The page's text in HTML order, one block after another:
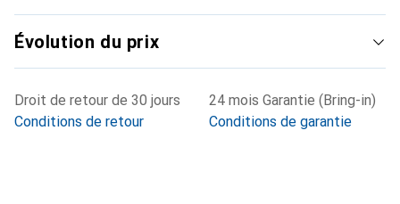
Évolution du prix
Droit de retour de 30 jours
Conditions de retour
24 mois Garantie (Bring-in)
Conditions de garantie